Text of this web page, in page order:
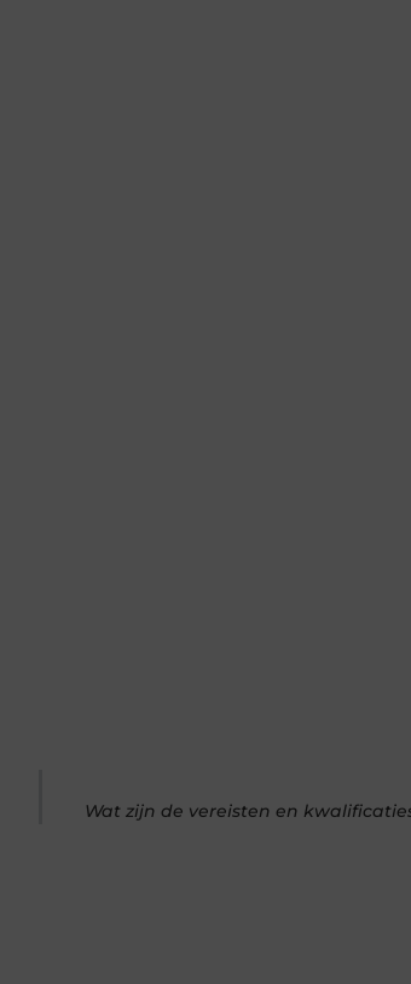
Wat zijn de vereisten en